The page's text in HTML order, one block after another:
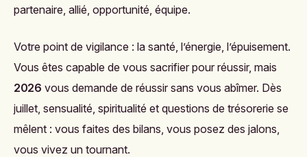
partenaire, allié, opportunité, équipe.
Votre point de vigilance : la santé, l’énergie, l’épuisement.
Vous êtes capable de vous sacrifier pour réussir, mais
2026 vous demande de réussir sans vous abîmer. Dès
juillet, sensualité, spiritualité et questions de trésorerie se
mêlent : vous faites des bilans, vous posez des jalons,
vous vivez un tournant.